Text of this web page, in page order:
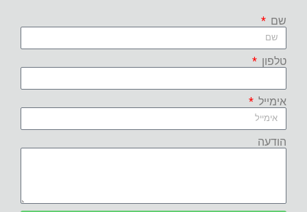
שם
טלפון
אימייל
הודעה